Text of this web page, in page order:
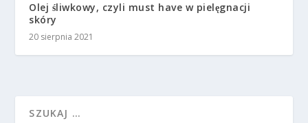
Olej śliwkowy, czyli must have w pielęgnacji
skóry
20 sierpnia 2021